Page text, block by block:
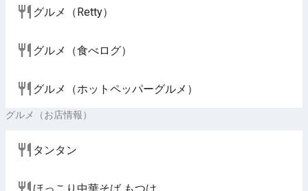
グルメ（Retty）
グルメ（食べログ）
グルメ（ホットペッパーグルメ）
グルメ（お店情報）
タンタン
ほっこり中華そば もつけ